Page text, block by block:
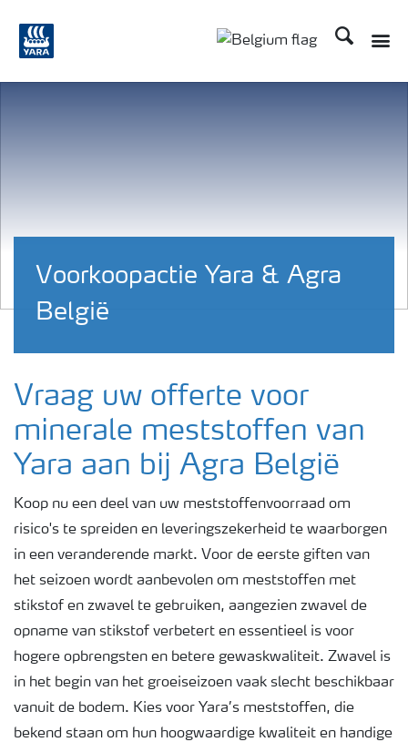
Zoek op
Voorkoopactie Yara & Agra
België
Vraag uw offerte voor
minerale meststoffen van
Yara aan bij Agra België
Koop nu een deel van uw meststoffenvoorraad om
risico's te spreiden en leveringszekerheid te waarborgen
in een veranderende markt. Voor de eerste giften van
het seizoen wordt aanbevolen om meststoffen met
stikstof en zwavel te gebruiken, aangezien zwavel de
opname van stikstof verbetert en essentieel is voor
hogere opbrengsten en betere gewaskwaliteit. Zwavel is
in het begin van het groeiseizoen vaak slecht beschikbaar
vanuit de bodem. Kies voor Yara’s meststoffen, die
bekend staan om hun hoogwaardige kwaliteit en handige